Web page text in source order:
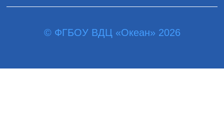
© ФГБОУ ВДЦ «Океан» 2026